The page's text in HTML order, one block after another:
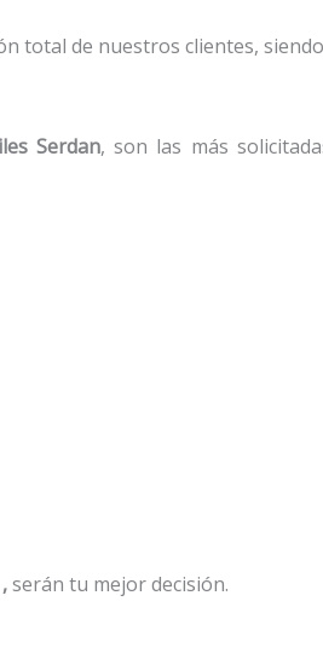
total de nuestros clientes,
Serdan, son las más
serán tu mejor decisión.